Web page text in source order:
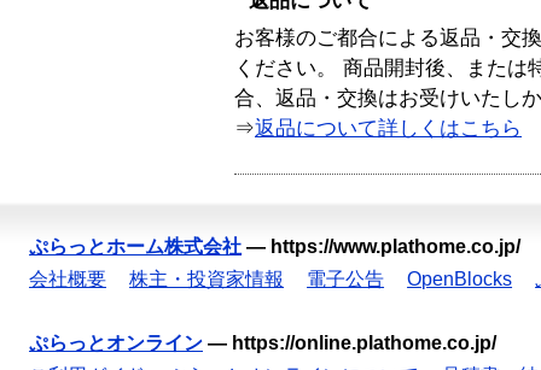
お客様のご都合による返品・交
ください。 商品開封後、または
合、返品・交換はお受けいたし
⇒返品について詳しくはこちら
ぷらっとホーム株式会社 — https://www.plathome.co.jp/
会社概要
株主・投資家情報 電子公告 OpenBlocks
ぷらっとオンライン — https://online.plathome.co.jp/